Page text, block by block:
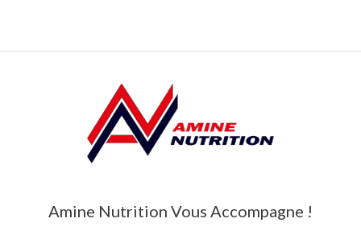
Amine Nutrition Vous Accompagne !